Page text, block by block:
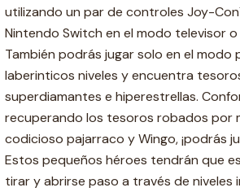
utilizando un par de controles Joy-
Nintendo Switch en el modo televisor
También podrás jugar solo en el modo
laberinticos niveles y encuentra
superdiamantes e hiperestrellas.
recuperando los tesoros robados por
codicioso pajarraco y Wingo, ¡podrás
Estos pequeños héroes tendrán que
tirar y abrirse paso a través de niveles